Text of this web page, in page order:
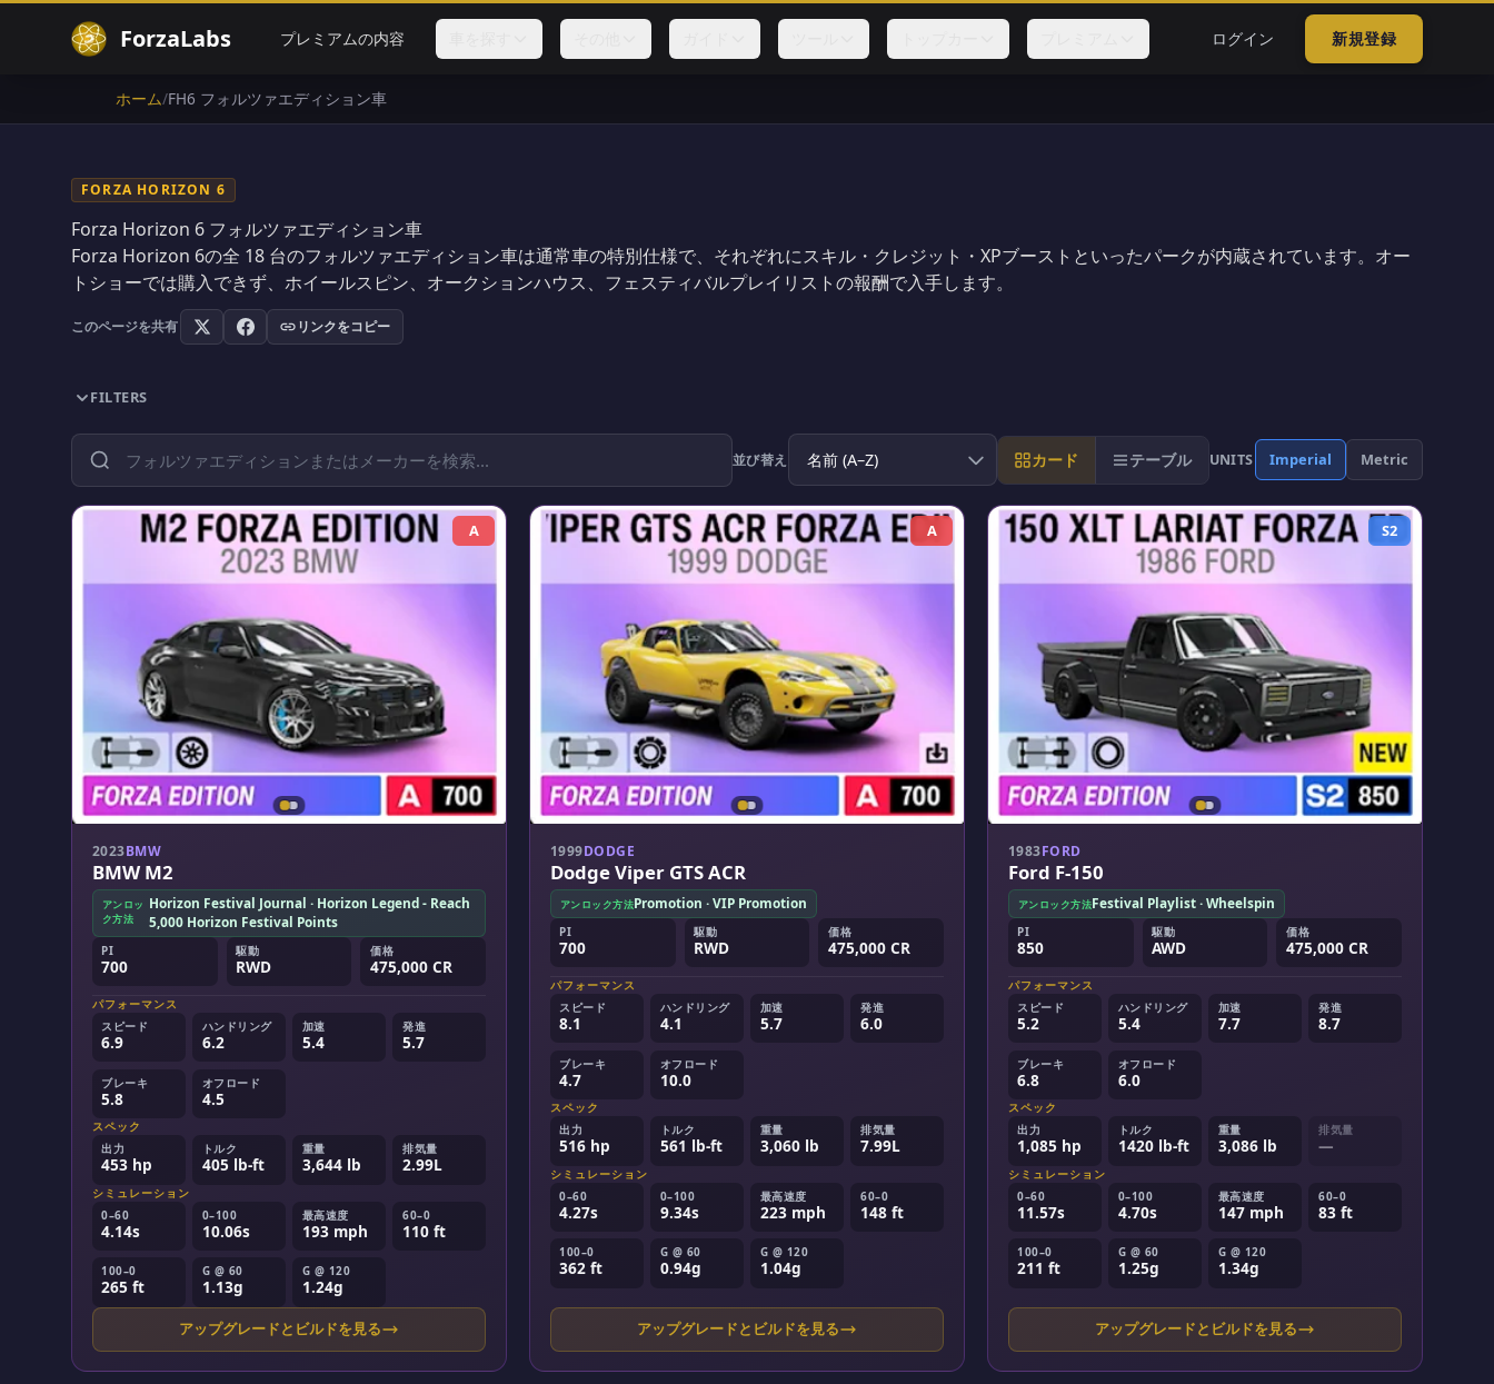
ForzaLabs プレミアムの内容 ログイン 新規登録
ホーム/FH6 フォルツァエディション車
FORZA HORIZON 6
Forza Horizon 6 フォルツァエディション車
Forza Horizon 6の全 18 台のフォルツァエディション車は通常車の特別仕様で、それぞれにスキル・クレジット・XPブーストといったパークが内蔵されています。オー
トショーでは購入できず、ホイールスピン、オークションハウス、フェスティバルプレイリストの報酬で入手します。
このページを共有 リンクをコピー
FILTERS
並び替え カード テーブル UNITS Imperial Metric
A
2023BMW
BMW M2
アンロッ
ク方法
Horizon Festival Journal · Horizon Legend - Reach
5,000 Horizon Festival Points
PI
700
駆動
RWD
価格
475,000 CR
パフォーマンス
スピード
6.9
ハンドリング
6.2
加速
5.4
発進
5.7
ブレーキ
5.8
オフロード
4.5
スペック
出力
453 hp
トルク
405 lb-ft
重量
3,644 lb
排気量
2.99L
シミュレーション
0–60
4.14s
0–100
10.06s
最高速度
193 mph
60–0
110 ft
100–0
265 ft
G @ 60
1.13g
G @ 120
1.24g
アップグレードとビルドを見る
A
1999DODGE
Dodge Viper GTS ACR
アンロック方法Promotion · VIP Promotion
PI
700
駆動
RWD
価格
475,000 CR
パフォーマンス
スピード
8.1
ハンドリング
4.1
加速
5.7
発進
6.0
ブレーキ
4.7
オフロード
10.0
スペック
出力
516 hp
トルク
561 lb-ft
重量
3,060 lb
排気量
7.99L
シミュレーション
0–60
4.27s
0–100
9.34s
最高速度
223 mph
60–0
148 ft
100–0
362 ft
G @ 60
0.94g
G @ 120
1.04g
アップグレードとビルドを見る
S2
1983FORD
Ford F-150
アンロック方法Festival Playlist · Wheelspin
PI
850
駆動
AWD
価格
475,000 CR
パフォーマンス
スピード
5.2
ハンドリング
5.4
加速
7.7
発進
8.7
ブレーキ
6.8
オフロード
6.0
スペック
出力
1,085 hp
トルク
1420 lb-ft
重量
3,086 lb
排気量
—
シミュレーション
0–60
11.57s
0–100
4.70s
最高速度
147 mph
60–0
83 ft
100–0
211 ft
G @ 60
1.25g
G @ 120
1.34g
アップグレードとビルドを見る